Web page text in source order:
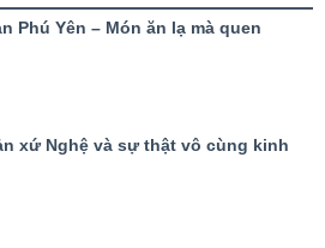
Phú Yên – Món ăn lạ mà quen
xứ Nghệ và sự thật vô cùng kinh